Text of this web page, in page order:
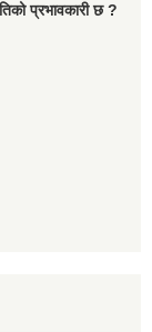
प्रभावकारी छ ?